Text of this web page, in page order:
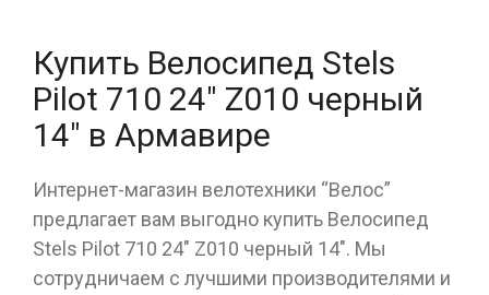
Купить Велосипед Stels
Pilot 710 24" Z010 черный
14" в Армавире
Интернет-магазин велотехники “Велос”
предлагает вам выгодно купить Велосипед
Stels Pilot 710 24" Z010 черный 14". Мы
сотрудничаем с лучшими производителями и